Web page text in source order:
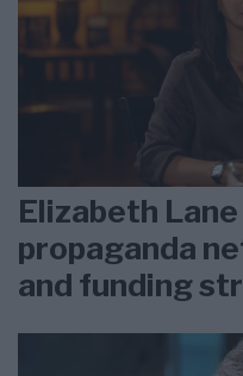
Elizabeth
propaganda
and funding